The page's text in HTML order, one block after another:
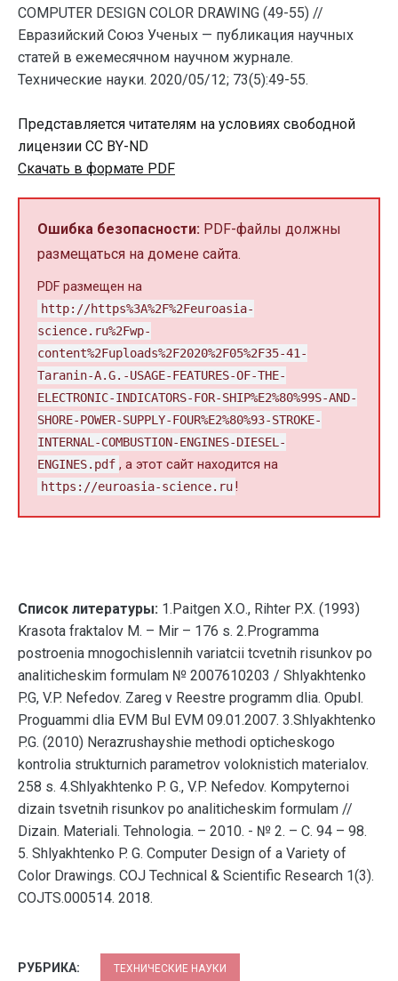
COMPUTER DESIGN COLOR DRAWING (49-55) //
Евразийский Союз Ученых — публикация научных
статей в ежемесячном научном журнале.
Технические науки. 2020/05/12; 73(5):49-55.
Представляется читателям на условиях свободной
лицензии CC BY-ND
Скачать в формате PDF
Ошибка безопасности: PDF-файлы должны
размещаться на домене сайта.
PDF размещен на
http://https%3A%2F%2Feuroasia-
science.ru%2Fwp-
content%2Fuploads%2F2020%2F05%2F35-41-
Taranin-A.G.-USAGE-FEATURES-OF-THE-
ELECTRONIC-INDICATORS-FOR-SHIP%E2%80%99S-AND-
SHORE-POWER-SUPPLY-FOUR%E2%80%93-STROKE-
INTERNAL-COMBUSTION-ENGINES-DIESEL-
ENGINES.pdf , а этот сайт находится на
https://euroasia-science.ru !
Список литературы: 1.Paitgen Х.О., Rihter P.Х. (1993)
Krasota fraktalov М. – Мir – 176 s. 2.Programma
postroenia mnogochislennih variatcii tcvetnih risunkov po
analiticheskim formulam № 2007610203 / Shlyakhtenko
P.G, V.P. Nefedov. Zareg v Reestre programm dlia. Opubl.
Proguammi dlia EVM Bul EVM 09.01.2007. 3.Shlyakhtenko
P.G. (2010) Nerazrushayshie methodi opticheskogo
kontrolia strukturnich parametrov voloknistich materialov.
258 s. 4.Shlyakhtenko P. G., V.P. Nefedov. Kompyternoi
dizain tsvetnih risunkov po analiticheskim formulam //
Dizain. Materiali. Tehnologia. – 2010. - № 2. – С. 94 – 98.
5. Shlyakhtenko P. G. Computer Design of a Variety of
Color Drawings. COJ Technical & Scientific Research 1(3).
COJTS.000514. 2018.
РУБРИКА: ТЕХНИЧЕСКИЕ НАУКИ